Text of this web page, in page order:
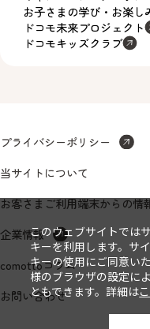
お子さまの学び・お楽し
ドコモ未来プロジェクト
ドコモキッズクラブ
このウェブサイトでは
キーを利用します。サ
キーの使用にご同意い
様のブラウザの設定に
ともできます。詳細は
プライバシーポリシー
当サイトについて
お客さまご利用端末からの情
企業情報
comottoコラム
お問い合わせ